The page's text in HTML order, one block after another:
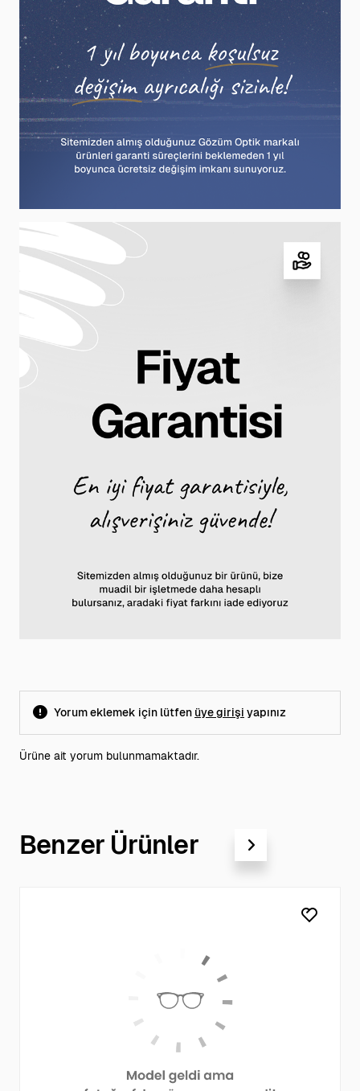
Yorum eklemek için lütfen üye girişi yapınız
Ürüne ait yorum bulunmamaktadır.
Benzer Ürünler